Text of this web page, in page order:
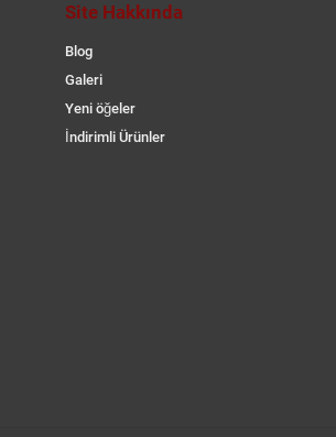
Site Hakkında
Blog
Galeri
Yeni öğeler
İndirimli Ürünler